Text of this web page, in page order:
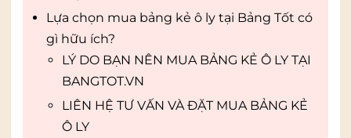
Lựa chọn mua bảng kẻ ô ly tại Bảng Tốt có
gì hữu ích?
LÝ DO BẠN NÊN MUA BẢNG KẺ Ô LY TẠI
BANGTOT.VN
LIÊN HỆ TƯ VẤN VÀ ĐẶT MUA BẢNG KẺ
Ô LY